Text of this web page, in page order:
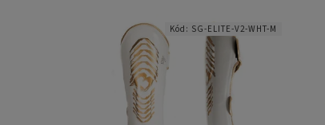
Kód: SG-ELITE-V2-WHT-M